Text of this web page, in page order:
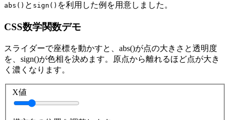
abs() と sign() を利用した例を用意しました。
CSS数学関数デモ
スライダーで座標を動かすと、abs()が点の大きさと透明度
を、sign()が色相を決めます。原点から離れるほど点が大き
く濃くなります。
X値